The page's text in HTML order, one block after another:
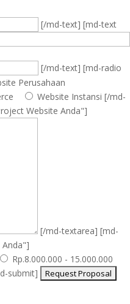
[/md-text] [md-text
[/md-text] [md-radio
Perusahaan
Website Instansi [/md-
Website Anda"]
[/md-textarea] [md-
Rp.8.000.000 - 15.000.000
submit]